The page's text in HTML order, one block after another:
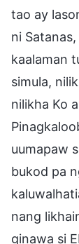
tao ay
ni
kaalaman
simula,
nilikha Ko
uumapaw
bukod pa
nang
ginawa si